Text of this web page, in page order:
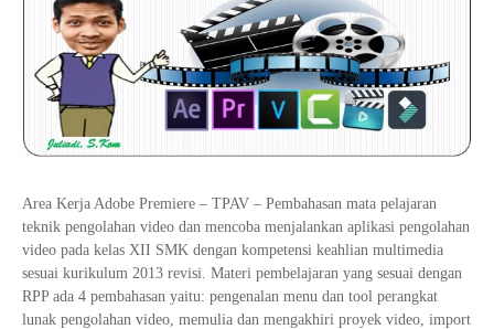
Sistem Komputer
Dasar Desain Grafis
Desain Media Interaktif
Area Kerja Adobe Premiere – TPAV – Pembahasan mata pelajaran
teknik pengolahan video dan mencoba menjalankan aplikasi pengolahan
video pada kelas XII SMK dengan kompetensi keahlian multimedia
sesuai kurikulum 2013 revisi. Materi pembelajaran yang sesuai dengan
RPP ada 4 pembahasan yaitu: pengenalan menu dan tool perangkat
lunak pengolahan video, memulia dan mengakhiri proyek video, import